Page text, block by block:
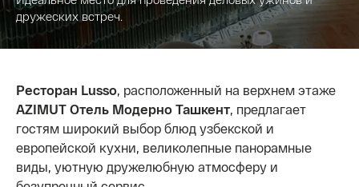
дружеских встреч.
Ресторан Lusso, расположенный на верхнем этаже
AZIMUT Отель Модерно Ташкент, предлагает
гостям широкий выбор блюд узбекской и
европейской кухни, великолепные панорамные
виды, уютную дружелюбную атмосферу и